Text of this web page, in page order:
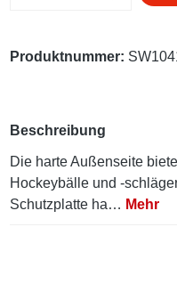
Produktnummer:
Beschreibung
Die harte Außenseite
Hockeybälle und -
Schutzplatte ha… Mehr